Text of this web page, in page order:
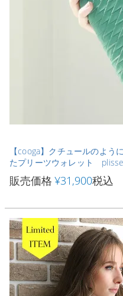
【cooga】クチュールのよ
たプリーツウォレット plisse
販売価格 ¥31,900税込